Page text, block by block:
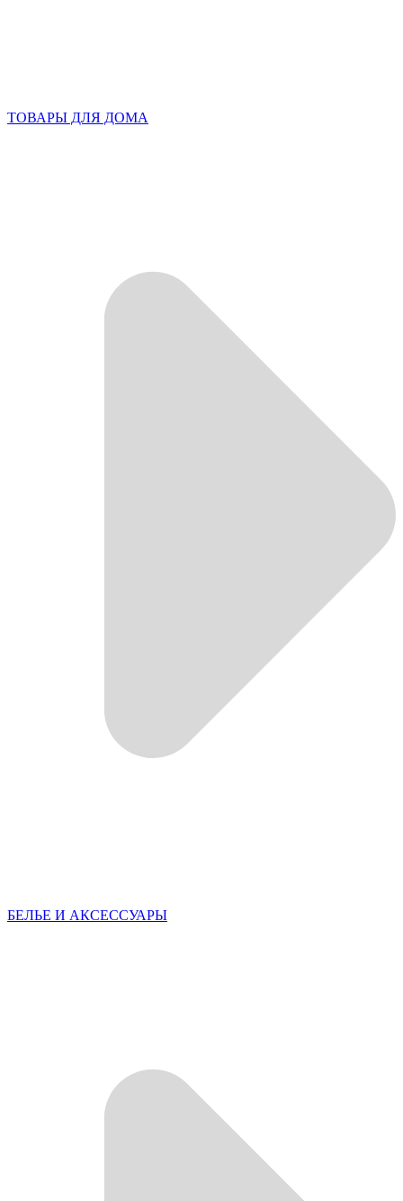
ТОВАРЫ ДЛЯ ДОМА
БЕЛЬЕ И АКСЕССУАРЫ